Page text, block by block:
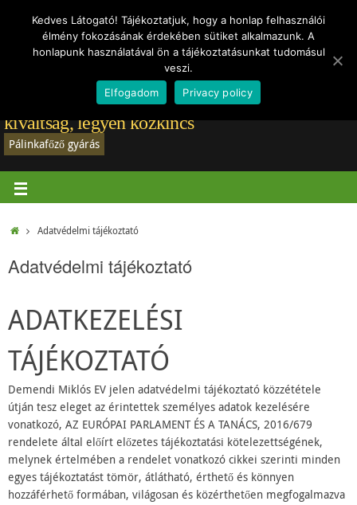
Törvények Vásárlói vélemények Rólam Regisztráció-belépés Hírek
Adatvédelmi tájékoztató
Pálinkafőző gyártás: A jó pálinkafőző már nem
kiváltság, legyen közkincs
Pálinkafőző gyárás
Adatvédelmi tájékoztató
Adatvédelmi tájékoztató
ADATKEZELÉSI
TÁJÉKOZTATÓ
Demendi Miklós EV jelen adatvédelmi tájékoztató közzététele
útján tesz eleget az érintettek személyes adatok kezelésére
vonatkozó, AZ EURÓPAI PARLAMENT ÉS A TANÁCS, 2016/679
rendelete által előírt előzetes tájékoztatási kötelezettségének,
melynek értelmében a rendelet vonatkozó cikkei szerinti minden
egyes tájékoztatást tömör, átlátható, érthető és könnyen
hozzáférhető formában, világosan és közérthetően megfogalmazva
Kedves Látogató! Tájékoztatjuk, hogy a honlap felhasználói
élmény fokozásának érdekében sütiket alkalmazunk. A
honlapunk használatával ön a tájékoztatásunkat tudomásul
veszi.
Elfogadom
Privacy policy